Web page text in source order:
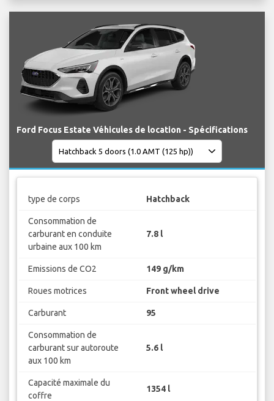
Ford Focus Estate Véhicules de location - Spécifications
type de corps Hatchback
Consommation de
carburant en conduite
urbaine aux 100 km
7.8 l
Emissions de CO2 149 g/km
Roues motrices Front wheel drive
Carburant 95
Consommation de
carburant sur autoroute
aux 100 km
5.6 l
Capacité maximale du
coffre
1354 l